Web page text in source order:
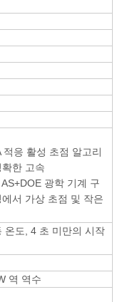
응 활성 초점 알고리
한 고속
광학 기계 구
서 가상 초점 및 작은
온도, 4 초 미만의 시작
역 역수